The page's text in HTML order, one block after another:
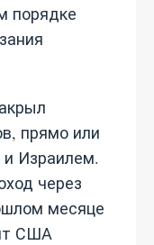
порядке
прямо или
Израилем.
через
месяце
США